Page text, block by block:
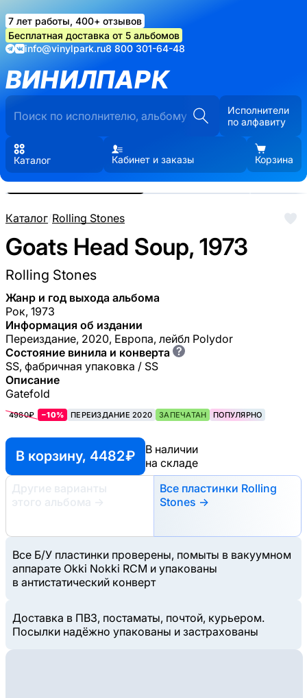
7 лет работы, 400+ отзывов
Бесплатная доставка от 5 альбомов
info@vinylpark.ru8 800 301-64-48
ВИНИЛПАРК
Исполнители
по алфавиту
Каталог Кабинет и заказы Корзина
Каталог/Rolling Stones
Goats Head Soup, 1973
Rolling Stones
Жанр и год выхода альбома
Рок, 1973
Информация об издании
Переиздание, 2020, Европа, лейбл Polydor
Состояние винила и конверта ?
SS, фабричная упаковка / SS
Описание
Gatefold
4980₽ −10% ПЕРЕИЗДАНИЕ 2020 ЗАПЕЧАТАН ПОПУЛЯРНО
В корзину, 4482 ₽
В наличии
на складе
Другие варианты
этого альбома
→
Все пластинки Rolling
Stones →
Все Б/У пластинки проверены, помыты в вакуумном
аппарате Okki Nokki RCM и упакованы
в антистатический конверт
Доставка в ПВЗ, постаматы, почтой, курьером.
Посылки надёжно упакованы и застрахованы
Реальные фото пластинки.
Нажмите, чтобы увеличить